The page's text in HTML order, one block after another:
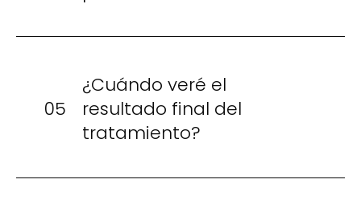
05
¿Cuándo veré el
resultado final del
tratamiento?